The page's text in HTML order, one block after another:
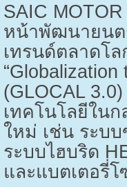
SAIC
หน้าพัฒนายนต
เทรนด์ตลาดโ
“Globalization
(GLOCAL 3.0)
เทคโนโลยีใน
ใหม่ เช่น ระบ
ระบบไฮบริด
และแบตเตอรี่